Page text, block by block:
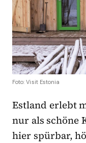
Foto: Visit Estonia
Estland erlebt
nur als schöne
hier spürbar,